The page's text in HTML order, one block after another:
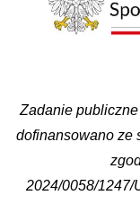
Zadanie publiczne
dofinansowano ze
2024/0058/1247/